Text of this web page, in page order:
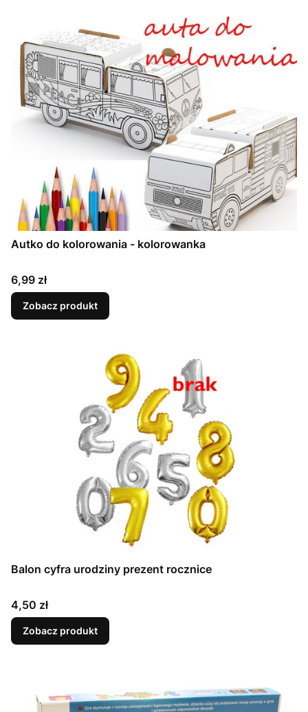
Autko do kolorowania - kolorowanka
Cena
6,99 zł
Zobacz produkt
Balon cyfra urodziny prezent rocznice
Cena
4,50 zł
Zobacz produkt